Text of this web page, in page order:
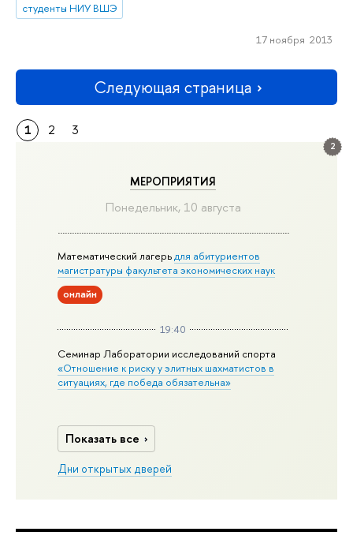
2
МЕРОПРИЯТИЯ
Понедельник, 10 августа
Математический лагерьдля абитуриентов
магистратуры факультета экономических наук
онлайн
19:40
Семинар Лаборатории исследований спорта
«Отношение к риску у элитных шахматистов в
ситуациях, где победа обязательна»
Показать все
Дни открытых дверей
студенты НИУ ВШЭ
17 ноября 2013
Следующая страница
1 2 3